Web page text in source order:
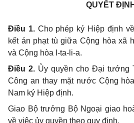
QUYẾT
Điều 1.Cho phép ký Hiệp định
kết án phạt tù giữa Cộng hòa xã
và Cộng hòa I-ta-li-a.
Điều 2. Ủy quyền cho Đại tướng
Công an thay mặt nước Cộng
Nam ký Hiệp định.
Giao Bộ trưởng Bộ Ngoại giao
về việc ủy quyền theo quy định.